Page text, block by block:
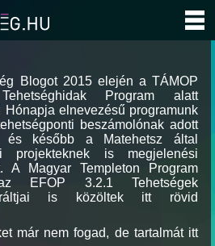
Blogot 2015 elején a TÁMOP
Tehetséghidak Program alatt
Hónapja elnevezésű programunk
beszámolónak adott
később a Matehetsz által
projekteknek is megjelenési
A Magyar Templeton Program
EFOP 3.2.1 Tehetségek
is közöltek itt rövid
már nem fogad, de tartalmát itt